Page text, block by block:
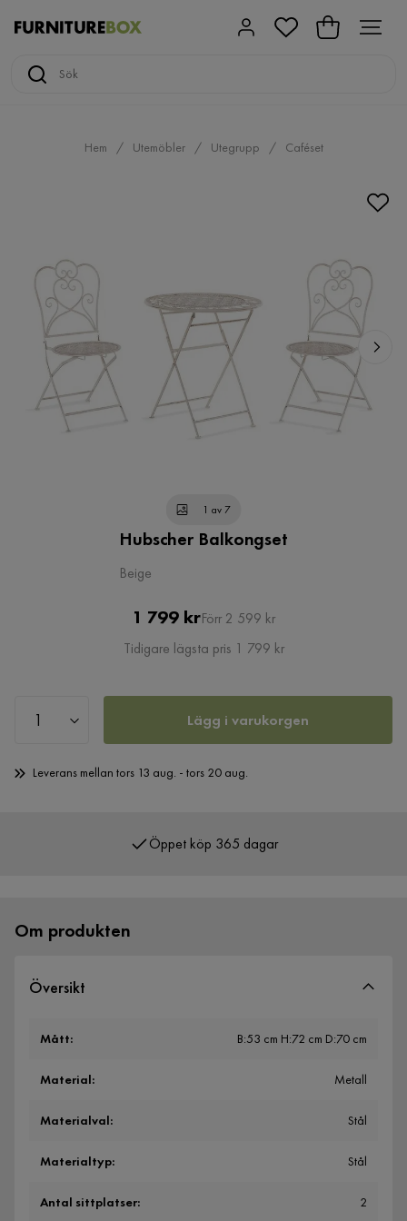
Hem Utemöbler Utegrupp Caféset
1 av 7
Hubscher Balkongset
Beige
Pris
1 799 krOriginal
Pris
Förr 2 599 kr
Tidigare lägsta pris 1 799 kr
Lägg i varukorgen
Leverans mellan tors 13 aug. - tors 20 aug.
Om produkten
Översikt
Mått: B:53 cm H:72 cm D:70 cm
Material: Metall
Materialval: Stål
Materialtyp: Stål
Antal sittplatser: 2